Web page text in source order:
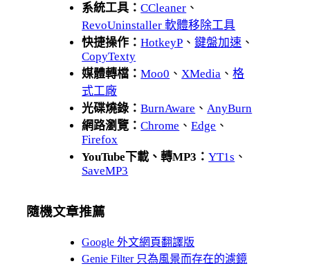
系統工具：CCleaner 、
RevoUninstaller 軟體移除工具
快捷操作：HotkeyP 、鍵盤加速 、
CopyTexty
媒體轉檔：Moo0 、 XMedia 、格
式工廠
光碟燒錄：BurnAware 、 AnyBurn
網路瀏覽：Chrome 、Edge 、
Firefox
YouTube下載、轉MP3：YT1s 、
SaveMP3
隨機文章推薦
Google 外文網頁翻譯版
Genie Filter 只為風景而存在的濾鏡